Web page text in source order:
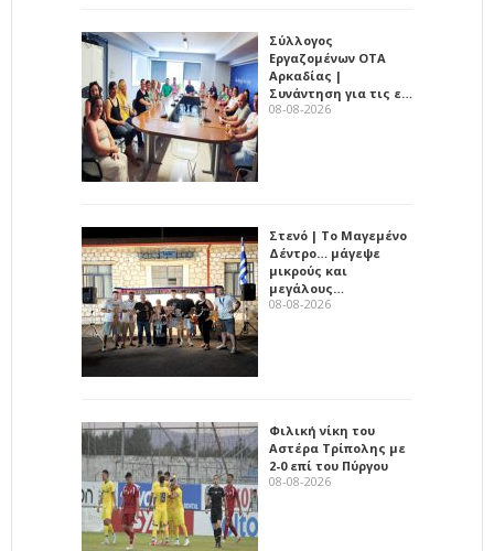
Σύλλογος
Εργαζομένων ΟΤΑ
Αρκαδίας |
Συνάντηση για τις ε…
08-08-2026
Στενό | Το Μαγεμένο
Δέντρο… μάγεψε
μικρούς και
μεγάλους…
08-08-2026
Φιλική νίκη του
Αστέρα Τρίπολης με
2-0 επί του Πύργου
08-08-2026